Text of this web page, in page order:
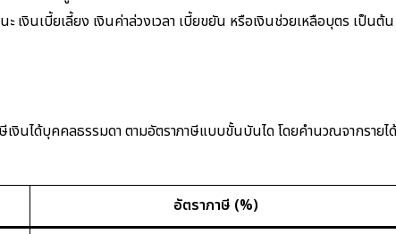
เงินเบี้ยเลี้ยง เงินค่าล่วงเวลา เบี้ยขยัน หรือเงินช่วยเหลือบุตร เป็นต้น
งินได้บุคคลธรรมดา ตามอัตราภาษีแบบขั้นบันได โดยคำนวณจากรายได้
อัตราภาษี (%)